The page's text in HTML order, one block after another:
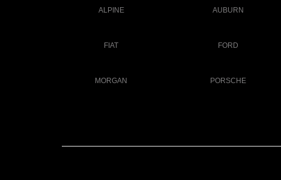
ALPINE AUBURN
FIAT FORD
MORGAN PORSCHE